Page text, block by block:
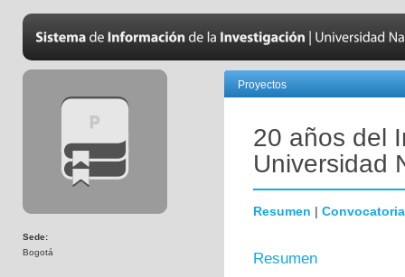
Sede:
Bogotá
Proyectos
20 años del
Universidad
Resumen | Convocatoria
Resumen